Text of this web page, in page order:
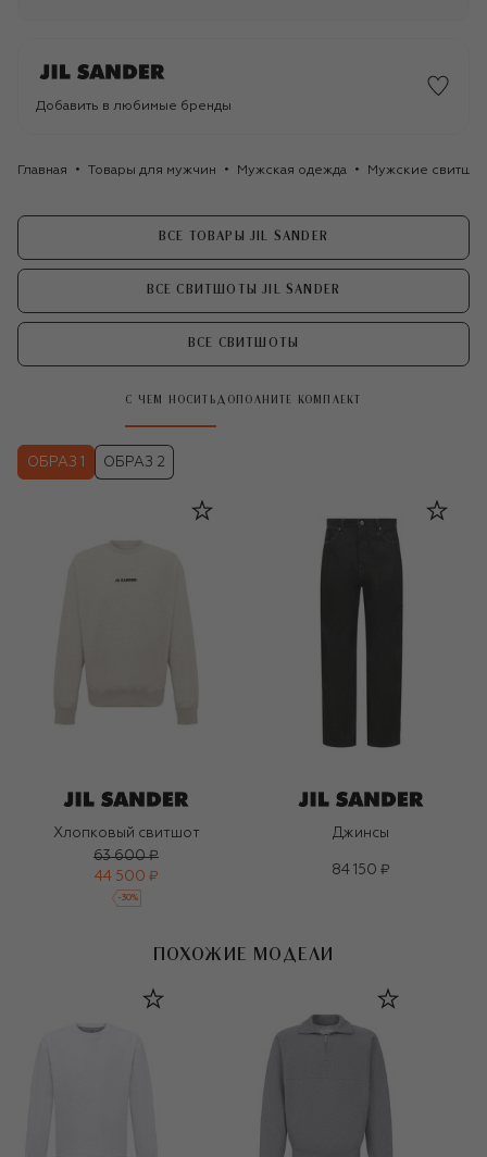
Добавить в любимые бренды
Главная Товары для мужчин Мужская одежда Мужские
ВСЕ ТОВАРЫ JIL SANDER
ВСЕ СВИТШОТЫ JIL SANDER
ВСЕ СВИТШОТЫ
С ЧЕМ НОСИТЬ ДОПОЛНИТЕ КОМПЛЕКТ
ОБРАЗ 1 ОБРАЗ 2
Хлопковый свитшот
63 600 ₽
44 500 ₽
-30%
Джинсы
84 150 ₽
ПОХОЖИЕ МОДЕЛИ